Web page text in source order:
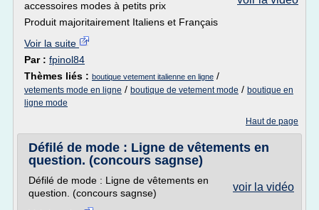
accessoires modes à petits prix
Produit majoritairement Italiens et Français
Voir la suite
Par : fpinol84
Thèmes liés : boutique vetement italienne en ligne /
vetements mode en ligne / boutique de vetement mode / boutique en
ligne mode
Haut de page
Défilé de mode : Ligne de vêtements en
question. (concours sagnse)
voir la vidéo
Défilé de mode : Ligne de vêtements en
question. (concours sagnse)